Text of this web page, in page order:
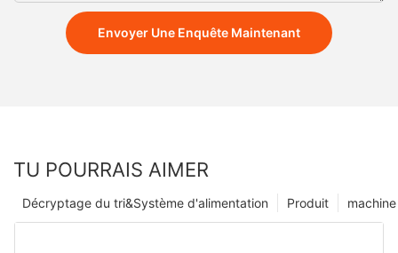
Envoyer Une Enquête Maintenant
TU POURRAIS AIMER
Produit
Décryptage du tri&Système d'alimentation